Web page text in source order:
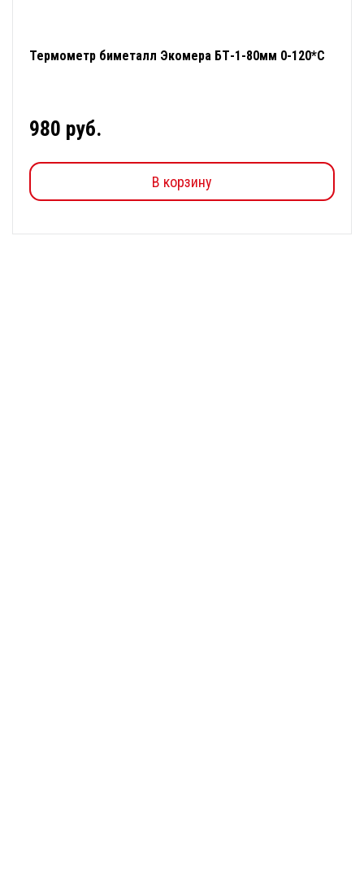
Термометр биметалл Экомера БТ-1-80мм 0-120*С
980 руб.
В корзину